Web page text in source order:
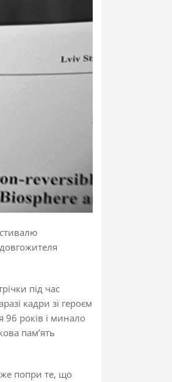
під час
кадри зі героєм
96 років і минало
пам’ять
попри те, що